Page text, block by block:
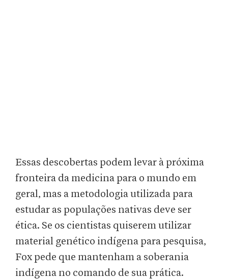
Essas descobertas podem levar à próxima
fronteira da medicina para o mundo em
geral, mas a metodologia utilizada para
estudar as populações nativas deve ser
ética. Se os cientistas quiserem utilizar
material genético indígena para pesquisa,
Fox pede que mantenham a soberania
indígena no comando de sua prática.